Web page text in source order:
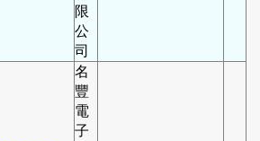
限
公
司
名
豐
電
子